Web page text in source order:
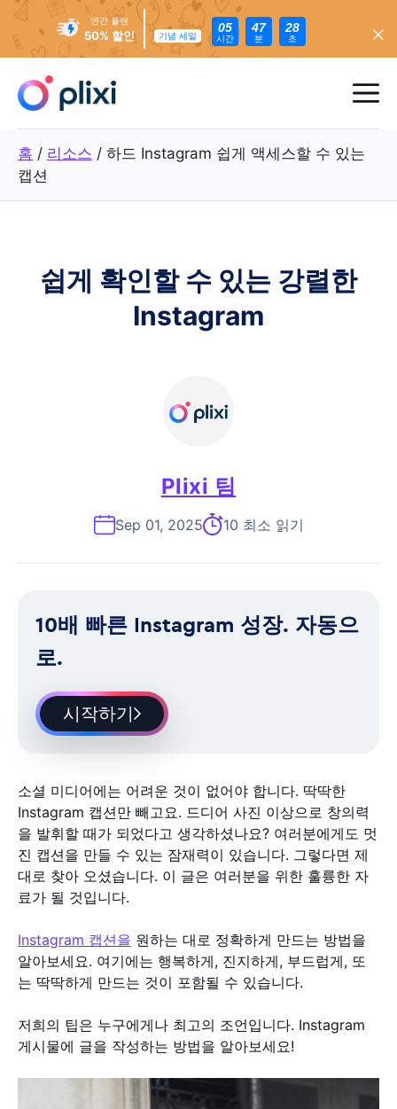
뛰
50% 할인
연간 플랜
기념 세일
05
시간
47
분
26
초
메
홈 / 리소스 / 하드 Instagram 쉽게 액세스할 수 있는
캡션
쉽게 확인할 수 있는 강렬한
Instagram
Plixi 팀
Sep 01, 2025 10 최소 읽기
10배 빠른 Instagram 성장. 자동으
로.
시작하기
소셜 미디어에는 어려운 것이 없어야 합니다. 딱딱한
Instagram 캡션만 빼고요. 드디어 사진 이상으로 창의력
을 발휘할 때가 되었다고 생각하셨나요? 여러분에게도 멋
진 캡션을 만들 수 있는 잠재력이 있습니다. 그렇다면 제
대로 찾아 오셨습니다. 이 글은 여러분을 위한 훌륭한 자
료가 될 것입니다.
Instagram 캡션을 원하는 대로 정확하게 만드는 방법을
알아보세요. 여기에는 행복하게, 진지하게, 부드럽게, 또
는 딱딱하게 만드는 것이 포함될 수 있습니다.
저희의 팁은 누구에게나 최고의 조언입니다. Instagram
게시물에 글을 작성하는 방법을 알아보세요!